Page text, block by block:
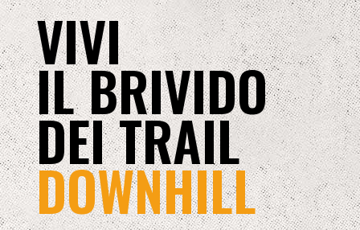
VIVI
IL BRIVIDO
DEI TRAIL
DOWNHILL